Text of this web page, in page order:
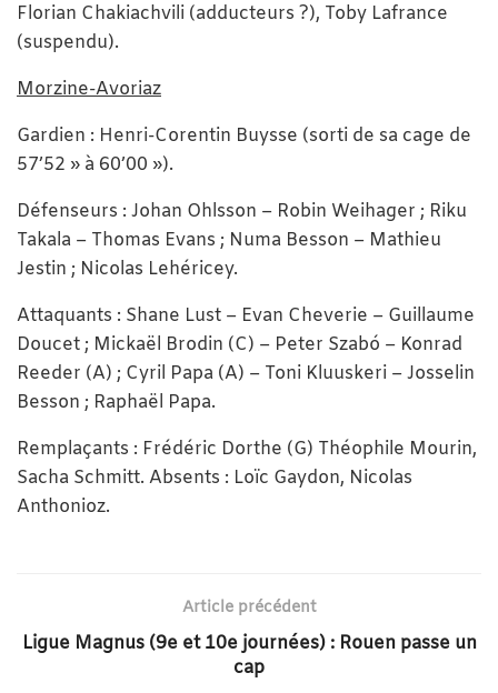
Florian Chakiachvili (adducteurs ?), Toby Lafrance
(suspendu).
Morzine-Avoriaz
Gardien : Henri-Corentin Buysse (sorti de sa cage de
57’52 » à 60’00 »).
Défenseurs : Johan Ohlsson – Robin Weihager ; Riku
Takala – Thomas Evans ; Numa Besson – Mathieu
Jestin ; Nicolas Lehéricey.
Attaquants : Shane Lust – Evan Cheverie – Guillaume
Doucet ; Mickaël Brodin (C) – Peter Szabó – Konrad
Reeder (A) ; Cyril Papa (A) – Toni Kluuskeri – Josselin
Besson ; Raphaël Papa.
Remplaçants : Frédéric Dorthe (G) Théophile Mourin,
Sacha Schmitt. Absents : Loïc Gaydon, Nicolas
Anthonioz.
Article précédent
Ligue Magnus (9e et 10e journées) : Rouen passe un
cap